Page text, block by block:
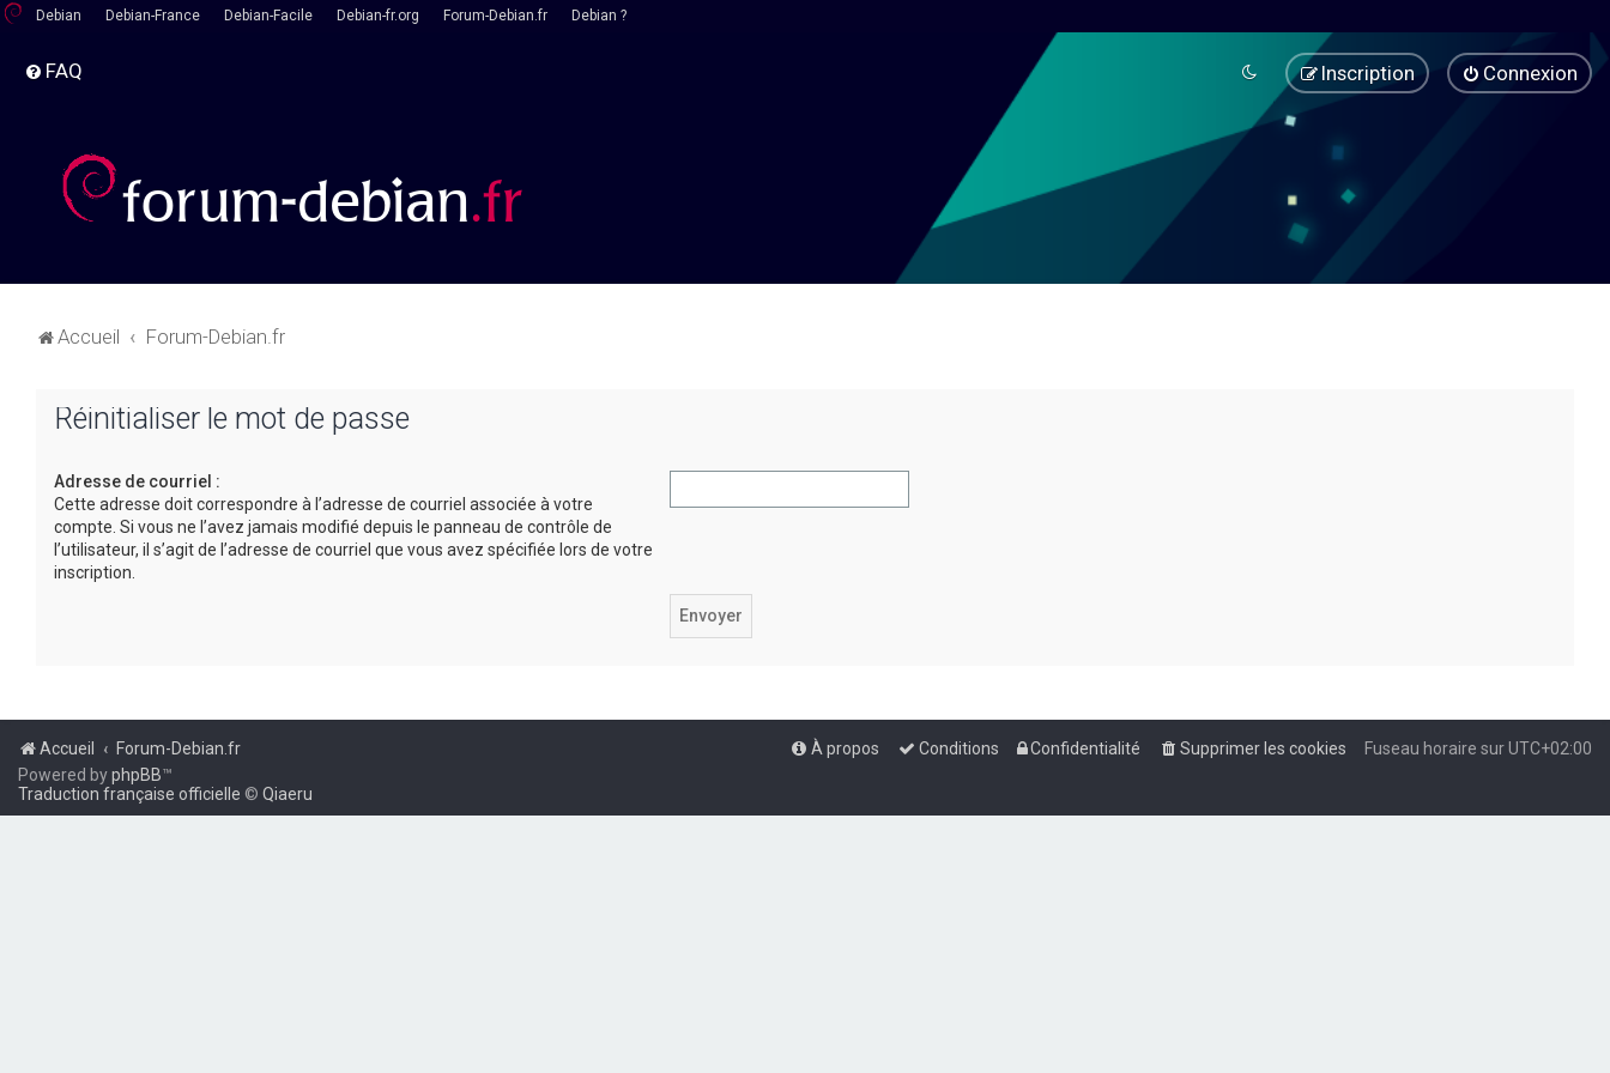
Debian Debian-France Debian-Facile Debian-fr.org Forum-Debian.fr Debian ?
FAQ Connexion
Inscription
Accueil Forum-Debian.fr
Réinitialiser le mot de passe
Adresse de courriel :
Cette adresse doit correspondre à l’adresse de courriel associée à votre
compte. Si vous ne l’avez jamais modifié depuis le panneau de contrôle de
l’utilisateur, il s’agit de l’adresse de courriel que vous avez spécifiée lors de votre
inscription.
Accueil Forum-Debian.fr Fuseau horaire surUTC+02:00
Supprimer les cookies
Confidentialité
Conditions
À propos
Powered byphpBB™
Traduction française officielle © Qiaeru